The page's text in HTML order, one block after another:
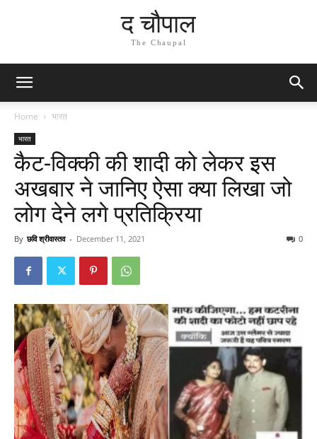
द चौपाल
The Chaupal
Home भारत
भारत
कैट-विक्की की शादी को लेकर इस
अखबार ने जानिए ऐसा क्या लिखा जो
लोग देने लगे प्रतिक्रिया
By छवि श्रीवास्तव - December 11, 2021 0